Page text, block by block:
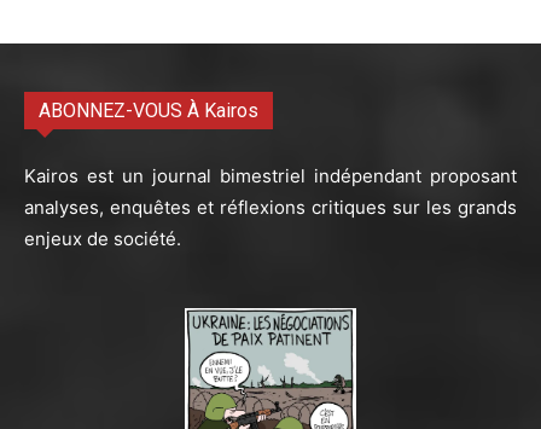
ABONNEZ-VOUS À Kairos
Kairos est un journal bimestriel indépendant proposant
analyses, enquêtes et réflexions critiques sur les grands
enjeux de société.